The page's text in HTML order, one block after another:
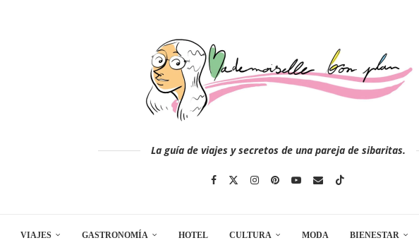
La guía de viajes y secretos de una pareja de sibaritas.
VIAJES GASTRONOMÍA HOTEL CULTURA MODA BIENESTAR